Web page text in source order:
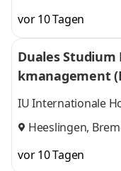
vor 10 Tagen
Duales Studium
kmanagement
KG
IU Internationale
Heeslingen,
vor 10 Tagen